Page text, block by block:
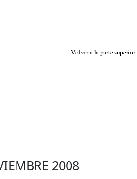
Volver a la parte superior
2008